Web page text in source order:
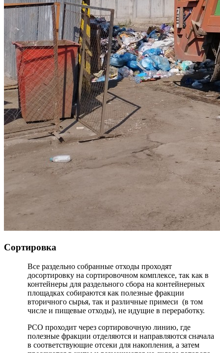
Сортировка
Все раздельно собранные отходы проходят
досортировку на сортировочном комплексе, так как в
контейнеры для раздельного сбора на контейнерных
площадках собираются как полезные фракции
вторичного сырья, так и различные примеси (в том
числе и пищевые отходы), не идущие в переработку.
РСО проходит через сортировочную линию, где
полезные фракции отделяются и направляются сначала
в соответствующие отсеки для накопления, а затем